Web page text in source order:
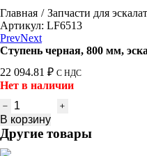
You are here:
Главная Запчасти для
Артикул: LF6513
PrevNext
Ступень черная, 800 мм,
22 094.81 ₽ С НДС
Нет в наличии
Количество
товара
Ступень
черная,
В корзину
Другие товары